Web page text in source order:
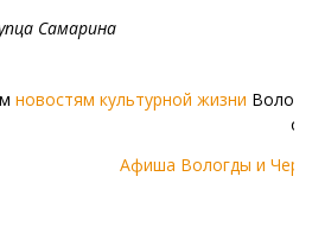
Самарина
новостям культурной жизни
Афиша Вологды и